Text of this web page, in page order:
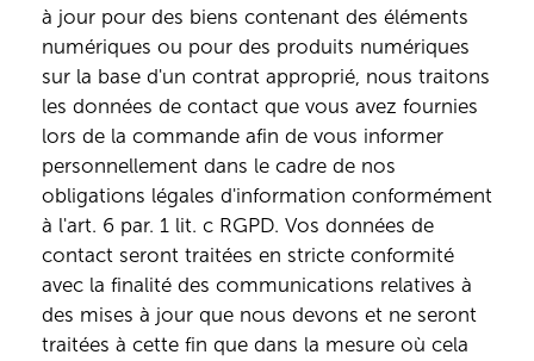
à jour pour des biens contenant des éléments
numériques ou pour des produits numériques
sur la base d'un contrat approprié, nous traitons
les données de contact que vous avez fournies
lors de la commande afin de vous informer
personnellement dans le cadre de nos
obligations légales d'information conformément
à l'art. 6 par. 1 lit. c RGPD. Vos données de
contact seront traitées en stricte conformité
avec la finalité des communications relatives à
des mises à jour que nous devons et ne seront
traitées à cette fin que dans la mesure où cela